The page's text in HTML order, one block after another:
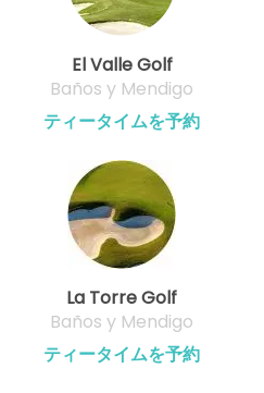
El Valle Golf
Baños y Mendigo
ティータイムを予約
La Torre Golf
Baños y Mendigo
ティータイムを予約